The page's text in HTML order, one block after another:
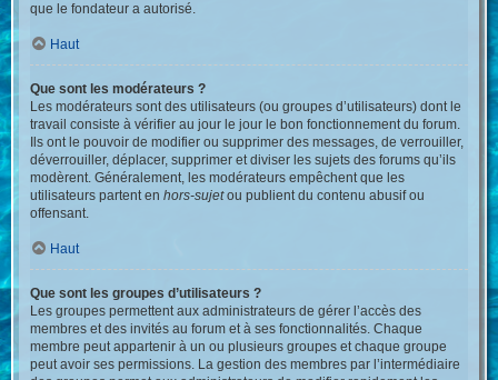
que le fondateur a autorisé.
Haut
Que sont les modérateurs ?
Les modérateurs sont des utilisateurs (ou groupes d’utilisateurs) dont le
travail consiste à vérifier au jour le jour le bon fonctionnement du forum.
Ils ont le pouvoir de modifier ou supprimer des messages, de verrouiller,
déverrouiller, déplacer, supprimer et diviser les sujets des forums qu’ils
modèrent. Généralement, les modérateurs empêchent que les
utilisateurs partent enhors-sujetou publient du contenu abusif ou
offensant.
Haut
Que sont les groupes d’utilisateurs ?
Les groupes permettent aux administrateurs de gérer l’accès des
membres et des invités au forum et à ses fonctionnalités. Chaque
membre peut appartenir à un ou plusieurs groupes et chaque groupe
peut avoir ses permissions. La gestion des membres par l’intermédiaire